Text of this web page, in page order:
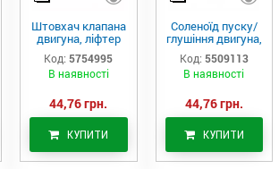
Штовхач клапана
двигуна, ліфтер
(575-4995)
Код: 5754995
В наявності
44,76 грн.
КУПИТИ
Соленоїд пуску/
глушіння двигуна,
актуатор (550-
9113)
Код: 5509113
В наявності
44,76 грн.
КУПИТИ